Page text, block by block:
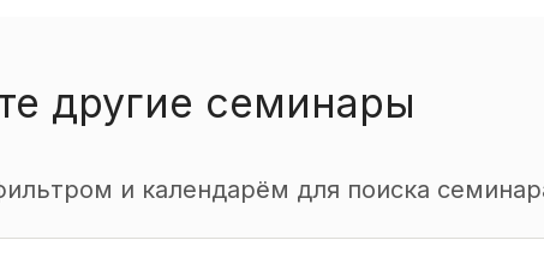
другие семинары
и календарём для поиска